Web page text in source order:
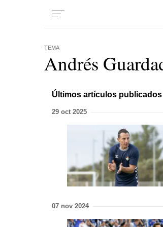
TEMA
Andrés
Últimos artículos publicados
29 oct 2025
07 nov 2024